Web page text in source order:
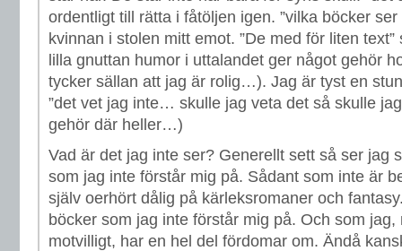
ordentligt till rätta i fåtöljen igen. ”vilka böcker ser
kvinnan i stolen mitt emot. ”De med för liten
lilla gnuttan humor i uttalandet ger något gehör
tycker sällan att jag är rolig…). Jag är tyst en
”det vet jag inte… skulle jag veta det så skulle
gehör där heller…)
Vad är det jag inte ser? Generellt sett så ser jag
som jag inte förstår mig på. Sådant som inte är
själv oerhört dålig på kärleksromaner och
böcker som jag inte förstår mig på. Och som jag,
motvilligt, har en hel del fördomar om. Ändå